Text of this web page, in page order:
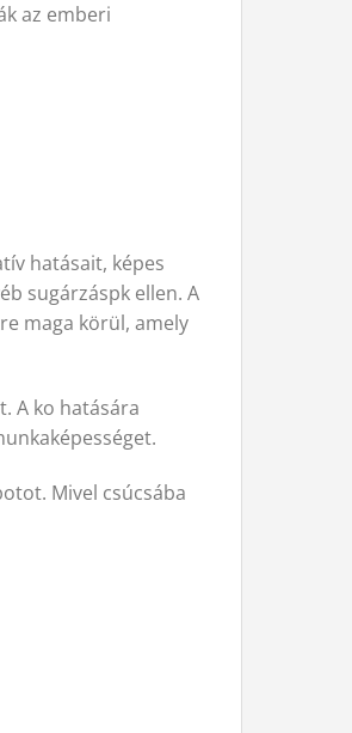
az emberi
hatásait, képes
sugárzáspk ellen. A
maga körül, amely
A ko hatására
Mivel csúcsába